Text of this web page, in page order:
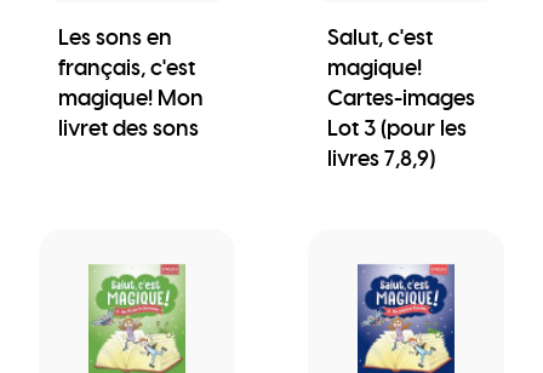
Les sons en
français, c'est
magique! Mon
livret des sons
Salut, c'est
magique!
Cartes-images
Lot 3 (pour les
livres 7,8,9)